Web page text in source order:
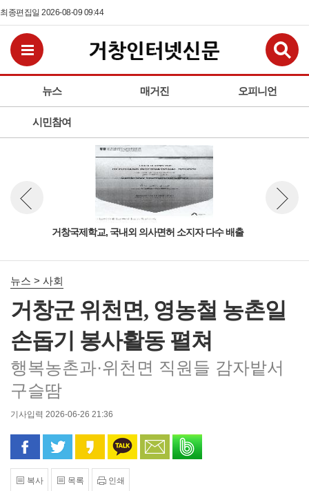
최종편집일 2026-08-09 09:44
뉴스 매거진 오피니언
시민참여
전체메뉴보기
거창국제학교, 국내외 의사면허 소지자 다수 배출
뉴스 이전보기
뉴스 > 사회
거창군 위천면, 영농철 농촌일
손돕기 봉사활동 펼쳐
행복농촌과·위천면 직원들 감자밭서
구슬땀
기사입력 2026-06-26 21:36
페이스북으로 공유
트위터로 공유카카오 스토리로 공유
카카오톡으로 공유
문자로 공유
복사 목록 인쇄